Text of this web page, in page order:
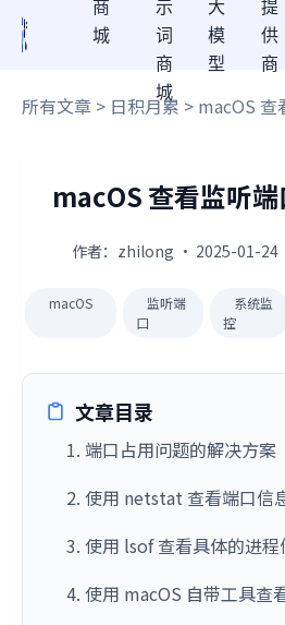
商
城
示
词
商
城
大
模
型
提
供
商
所有文章 > 日积月累 > macOS
macOS 查看监听
作者：zhilong · 2025-01-24
macOS
监听端
口
系统监
控
文章目录
1. 端口占用问题的解决方案
2. 使用 netstat 查看端口信
3. 使用 lsof 查看具体的进程
4. 使用 macOS 自带工具查